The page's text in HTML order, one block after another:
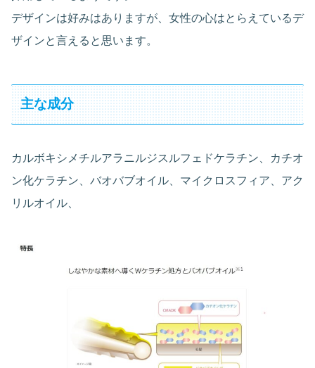
デザインは好みはありますが、女性の心はとらえているデ
ザインと言えると思います。
主な成分
カルボキシメチルアラニルジスルフェドケラチン、カチオ
ン化ケラチン、バオバブオイル、マイクロスフィア、アク
リルオイル、